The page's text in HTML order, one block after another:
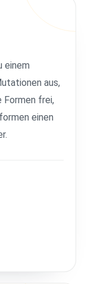
einem
aus,
Formen frei,
einen